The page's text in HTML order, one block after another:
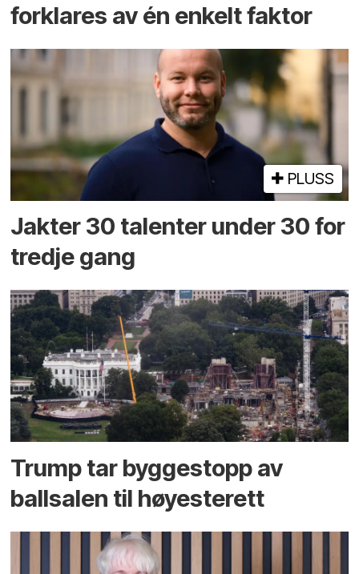
forklares av én enkelt faktor
PLUSS
Jakter 30 talenter under 30 for
tredje gang
Trump tar byggestopp av
ballsalen til høyesterett